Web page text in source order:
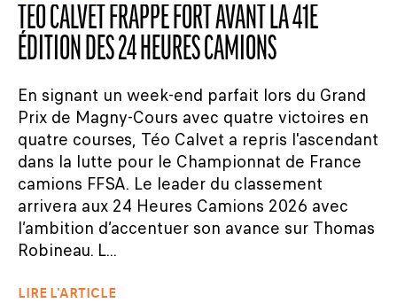
TÉO CALVET FRAPPE FORT AVANT LA 41E
ÉDITION DES 24 HEURES CAMIONS
En signant un week-end parfait lors du Grand
Prix de Magny-Cours avec quatre victoires en
quatre courses, Téo Calvet a repris l'ascendant
dans la lutte pour le Championnat de France
camions FFSA. Le leader du classement
arrivera aux 24 Heures Camions 2026 avec
l’ambition d’accentuer son avance sur Thomas
Robineau. L...
LIRE L'ARTICLE